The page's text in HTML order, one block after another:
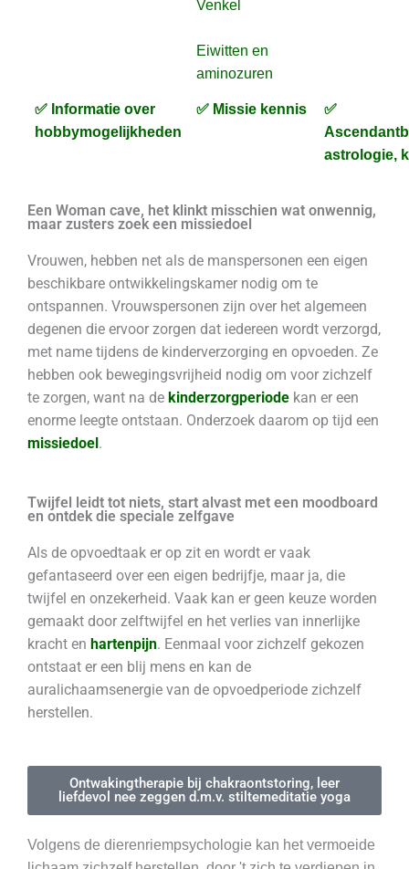
Venkel
Eiwitten en
aminozuren
✅ Informatie over
hobbymogelijkheden
✅ Missie kennis
✅
astrologie,
Een Woman cave, het klinkt misschien wat onwennig,
maar zusters zoek een missiedoel
Vrouwen, hebben net als de manspersonen een eigen
beschikbare ontwikkelingskamer nodig om te
ontspannen. Vrouwspersonen zijn over het algemeen
degenen die ervoor zorgen dat iedereen wordt verzorgd,
met name tijdens de kinderverzorging en opvoeden. Ze
hebben ook bewegingsvrijheid nodig om voor zichzelf
te zorgen, want na de kinderzorgperiode kan er een
enorme leegte ontstaan. Onderzoek daarom op tijd een
missiedoel .
Twijfel leidt tot niets, start alvast met een moodboard
en ontdek die speciale zelfgave
Als de opvoedtaak er op zit en wordt er vaak
gefantaseerd over een eigen bedrijfje, maar ja, die
twijfel en onzekerheid. Vaak kan er geen keuze worden
gemaakt door zelftwijfel en het verlies van innerlijke
kracht en hartenpijn. Eenmaal voor zichzelf gekozen
ontstaat er een blij mens en kan de
auralichaamsenergie van de opvoedperiode zichzelf
herstellen.
Ontwakingtherapie bij chakraontstoring, leer
liefdevol nee zeggen d.m.v. stiltemeditatie yoga
Volgens de dierenriempsychologie kan het vermoeide